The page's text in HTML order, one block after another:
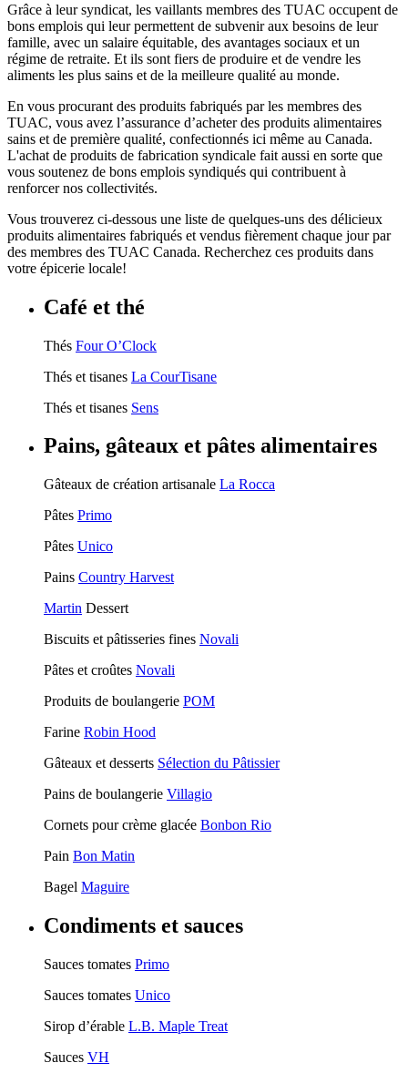
Grâce à leur syndicat, les vaillants membres des TUAC occupent de
bons emplois qui leur permettent de subvenir aux besoins de leur
famille, avec un salaire équitable, des avantages sociaux et un
régime de retraite. Et ils sont fiers de produire et de vendre les
aliments les plus sains et de la meilleure qualité au monde.
En vous procurant des produits fabriqués par les membres des
TUAC, vous avez l’assurance d’acheter des produits alimentaires
sains et de première qualité, confectionnés ici même au Canada.
L'achat de produits de fabrication syndicale fait aussi en sorte que
vous soutenez de bons emplois syndiqués qui contribuent à
renforcer nos collectivités.
Vous trouverez ci-dessous une liste de quelques-uns des délicieux
produits alimentaires fabriqués et vendus fièrement chaque jour par
des membres des TUAC Canada. Recherchez ces produits dans
votre épicerie locale!
Café et thé
Thés Four O’Clock
Thés et tisanes La CourTisane
Thés et tisanes Sens
Pains, gâteaux et pâtes alimentaires
Gâteaux de création artisanale La Rocca
Pâtes Primo
Pâtes Unico
Pains Country Harvest
Martin Dessert
Biscuits et pâtisseries fines Novali
Pâtes et croûtes Novali
Produits de boulangerie POM
Farine Robin Hood
Gâteaux et desserts Sélection du Pâtissier
Pains de boulangerie Villagio
Cornets pour crème glacée Bonbon Rio
Pain Bon Matin
Bagel Maguire
Condiments et sauces
Sauces tomates Primo
Sauces tomates Unico
Sirop d’érable L.B. Maple Treat
Sauces VH